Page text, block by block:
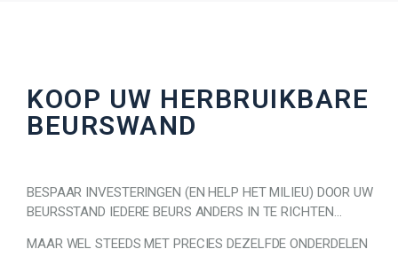
KOOP UW HERBRUIKBARE
BEURSWAND
BESPAAR INVESTERINGEN (EN HELP HET MILIEU) DOOR UW
BEURSSTAND IEDERE BEURS ANDERS IN TE RICHTEN…
MAAR WEL STEEDS MET PRECIES DEZELFDE ONDERDELEN